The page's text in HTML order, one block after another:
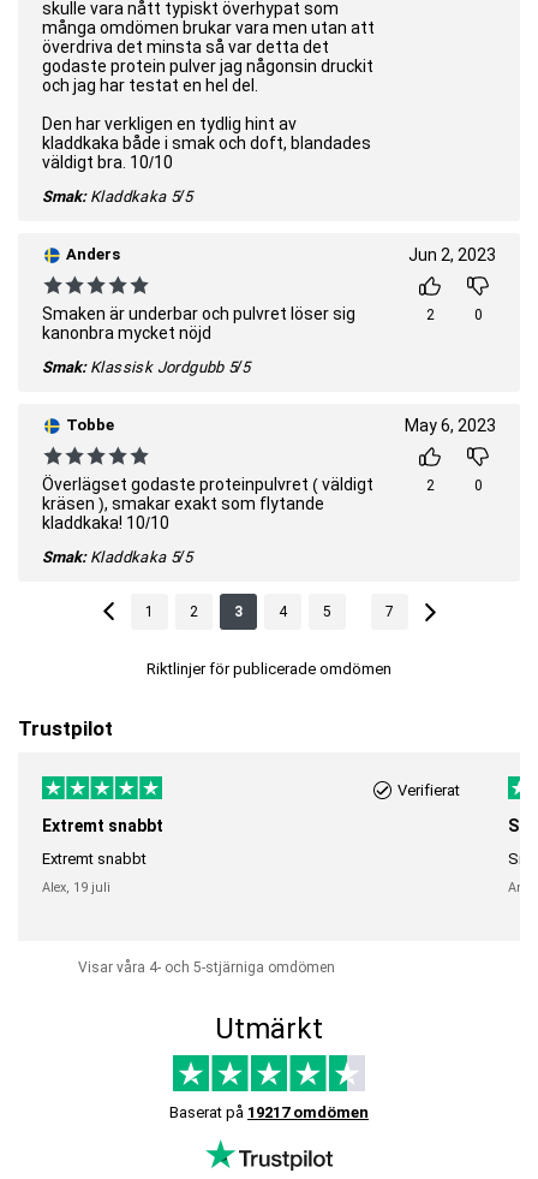
skulle vara nått typiskt överhypat som
många omdömen brukar vara men utan att
överdriva det minsta så var detta det
godaste protein pulver jag någonsin druckit
och jag har testat en hel del.
Den har verkligen en tydlig hint av
kladdkaka både i smak och doft, blandades
väldigt bra. 10/10
Smak: Kladdkaka 5/5
Anders
Smaken är underbar och pulvret löser sig
kanonbra mycket nöjd
Smak: Klassisk Jordgubb 5/5
Jun 2, 2023
2 0
Tobbe
Överlägset godaste proteinpulvret ( väldigt
kräsen ), smakar exakt som flytande
kladdkaka! 10/10
Smak: Kladdkaka 5/5
May 6, 2023
2 0
1 2 3 4 5 7
Riktlinjer för publicerade omdömen
Trustpilot
Verifierat
Extremt snabbt
Extremt snabbt
Alex, 19 juli
Visar våra 4- och 5-stjärniga omdömen
Utmärkt
Baserat på 19217 omdömen